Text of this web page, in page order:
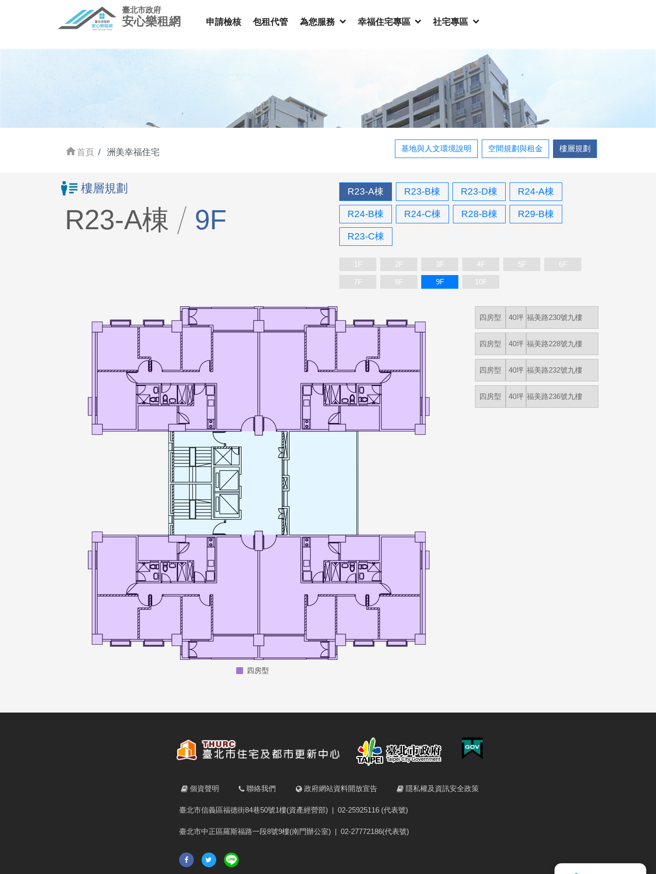
臺北市政府
安心樂租網 申請檢核 包租代管 為您服務 幸福住宅專區 社宅專區
home首頁 洲美幸福住宅 基地與人文環境說明 空間規劃與租金 樓層規劃
樓層規劃
R23-A棟 9F
R23-A棟 R23-B棟 R23-D棟 R24-A棟
R24-B棟 R24-C棟 R28-B棟 R29-B棟
R23-C棟
1F 2F 3F 4F 5F 6F
7F 8F 9F 10F
四房型 40坪 福美路230號九樓
四房型 40坪 福美路228號九樓
四房型 40坪 福美路232號九樓
四房型 40坪 福美路236號九樓
四房型
個資聲明 聯絡我們 政府網站資料開放宣告 隱私權及資訊安全政策
臺北市信義區福德街84巷50號1樓(資產經營部) | 02-25925116 (代表號)
臺北市中正區羅斯福路一段8號9樓(南門辦公室) | 02-27772186(代表號)